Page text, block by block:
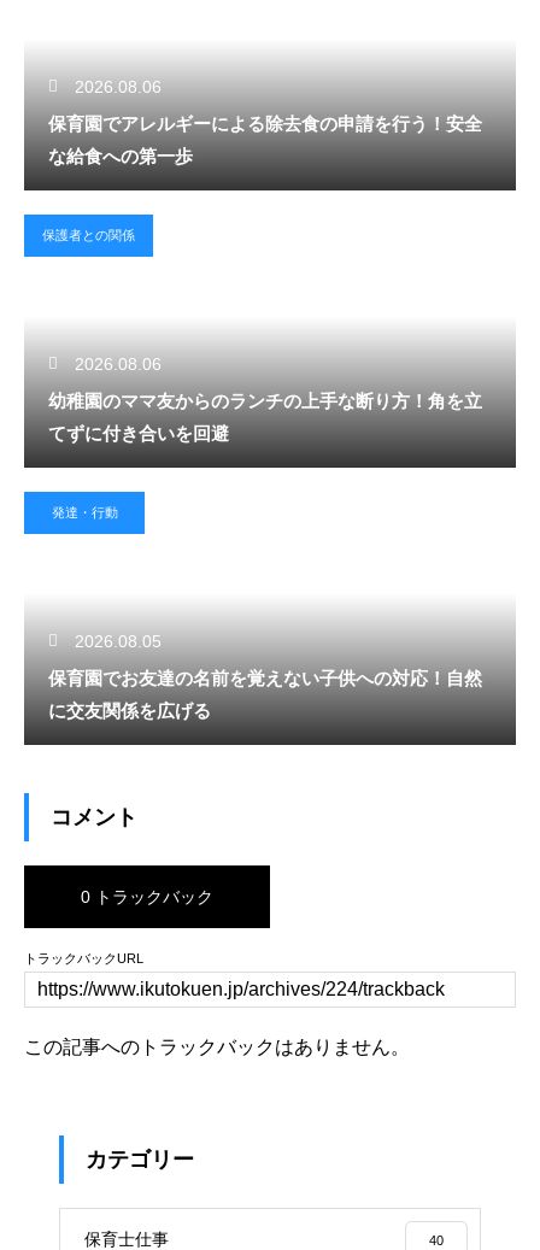
2026.08.06
保育園でアレルギーによる除去食の申請を行う！安全
な給食への第一歩
保護者との関係
2026.08.06
幼稚園のママ友からのランチの上手な断り方！角を立
てずに付き合いを回避
発達・行動
2026.08.05
保育園でお友達の名前を覚えない子供への対応！自然
に交友関係を広げる
コメント
0 トラックバック
トラックバックURL
この記事へのトラックバックはありません。
カテゴリー
保育士仕事 40